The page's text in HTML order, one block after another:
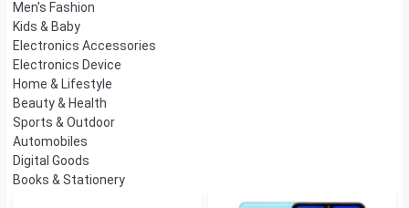
Men's Fashion
Kids & Baby
Electronics Accessories
Electronics Device
Home & Lifestyle
Beauty & Health
Sports & Outdoor
Automobiles
Digital Goods
Books & Stationery